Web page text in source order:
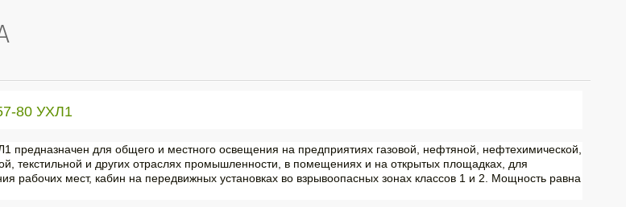
80 УХЛ1
предназначен для общего и местного освещения на предприятиях газовой, нефтяной, нефтехимической,
текстильной и других отраслях промышленности, в помещениях и на открытых площадках, для
рабочих мест, кабин на передвижных установках во взрывоопасных зонах классов 1 и 2. Мощность равна